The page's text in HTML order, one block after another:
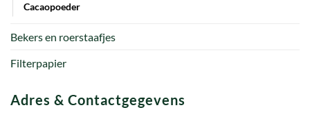
Cacaopoeder
Bekers en roerstaafjes
Filterpapier
Adres & Contactgegevens